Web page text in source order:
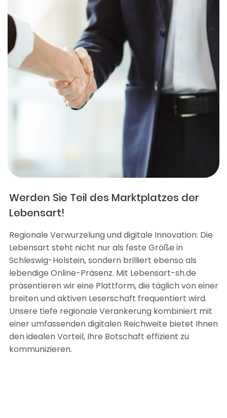
Werden Sie Teil des Marktplatzes der
Lebensart!
Regionale Verwurzelung und digitale Innovation: Die
Lebensart steht nicht nur als feste Größe in
Schleswig-Holstein, sondern brilliert ebenso als
lebendige Online-Präsenz. Mit Lebensart-sh.de
präsentieren wir eine Plattform, die täglich von einer
breiten und aktiven Leserschaft frequentiert wird.
Unsere tiefe regionale Verankerung kombiniert mit
einer umfassenden digitalen Reichweite bietet Ihnen
den idealen Vorteil, Ihre Botschaft effizient zu
kommunizieren.